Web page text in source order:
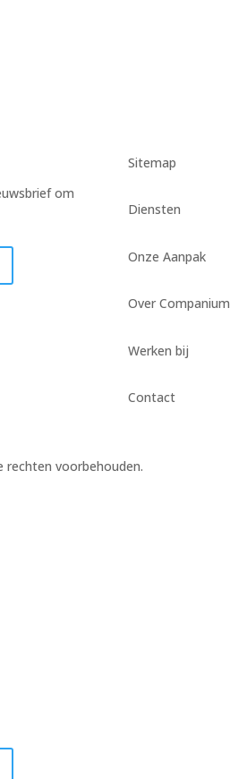
om
Sitemap
Diensten
Onze Aanpak
Over Companium
Werken bij
Contact
rechten voorbehouden.